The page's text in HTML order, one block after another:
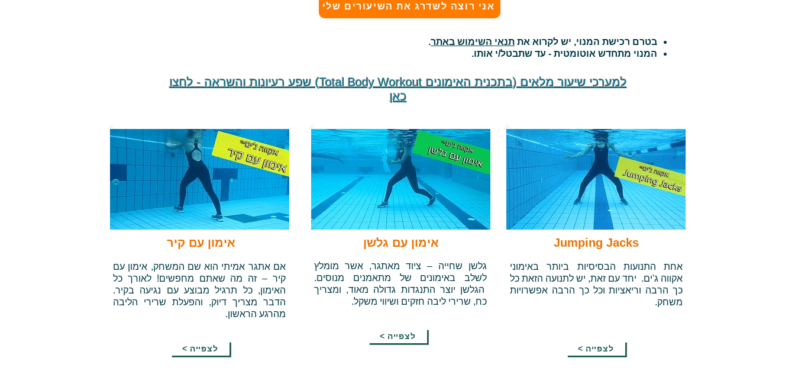
אני רוצה לשדרג את השיעורים שלי
בטרם רכישת המנוי, יש לקרוא את תנאי השימוש באתר.
המנוי מתחדש אוטומטית - עד שתבטל/י אותו.
למערכי שיעור מלאים (בתכנית האימונים Total Body Workout) שפע רעיונות והשראה - לחצו
כאן
אם אתגר אמיתי הוא שם המשחק, אימון עם
קיר – זה מה שאתם מחפשים! לאורך כל
האימון, כל תרגיל מבוצע עם נגיעה בקיר.
הדבר מצריך דיוק, והפעלת שרירי הליבה
מהרגע הראשון.
< לצפייה
אימון עם קיר אימון עם גלשן
גלשן שחייה – ציוד מאתגר, אשר מומלץ
לשלב באימונים של מתאמנים מנוסים.
הגלשן יוצר התנגדות גדולה מאוד, ומצריך
כח, שרירי ליבה חזקים ושיווי משקל.
< לצפייה
אחת התנועות הבסיסיות ביותר באימוני
אקווה ג'ים. יחד עם זאת, יש לתנועה הזאת כל
כך הרבה וריאציות וכל כך הרבה אפשרויות
משחק.
< לצפייה
Jumping Jacks